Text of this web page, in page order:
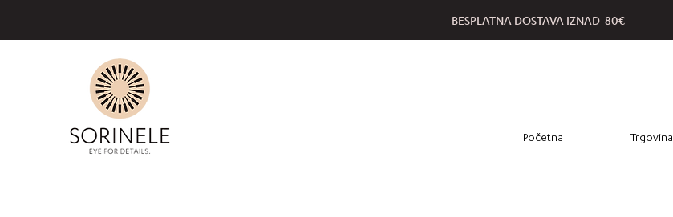
BESPLATNA DOSTAVA IZNAD 80€
Početna Trgovina